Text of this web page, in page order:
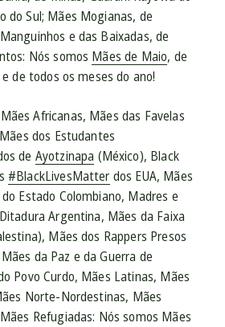
do Sul; Mães Mogianas, de
e das Baixadas, de
Nós somos Mães de Maio, de
e de todos os meses do ano!
Africanas, Mães das Favelas
dos Estudantes
de Ayotzinapa (México), Black
‪#‎BlackLivesMatter‬ dos EUA, Mães
Estado Colombiano, Madres e
Argentina, Mães da Faixa
Mães dos Rappers Presos
da Paz e da Guerra de
Povo Curdo, Mães Latinas, Mães
Norte-Nordestinas, Mães
Refugiadas: Nós somos Mães